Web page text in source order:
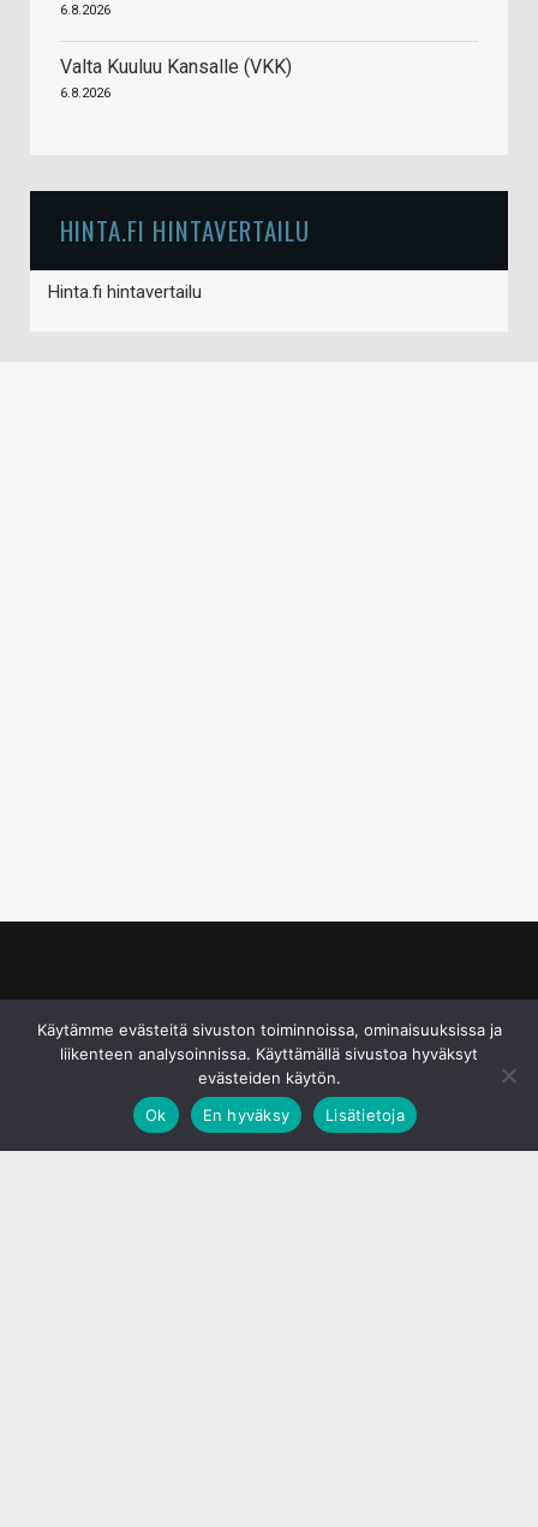
6.8.2026
Valta Kuuluu Kansalle (VKK)
6.8.2026
HINTA.FI HINTAVERTAILU
Hinta.fi hintavertailu
Käytämme evästeitä sivuston toiminnoissa, ominaisuuksissa ja
liikenteen analysoinnissa. Käyttämällä sivustoa hyväksyt
evästeiden käytön.
Ok
En hyväksy Lisätietoja